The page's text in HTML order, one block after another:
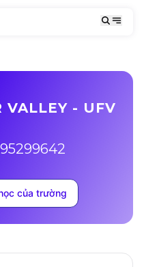
VALLEY - UFV
của trường